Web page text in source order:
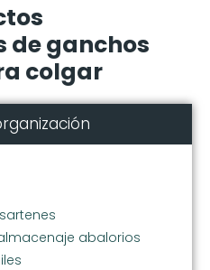
de ganchos
colgar
abalorios